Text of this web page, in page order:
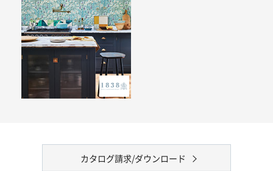
カタログ請求/ダウンロード